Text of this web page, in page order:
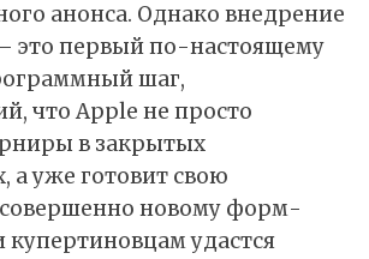
анонса. Однако внедрение
это первый по-настоящему
шаг,
что Apple не просто
в закрытых
а уже готовит свою
совершенно новому форм-
купертиновцам удастся